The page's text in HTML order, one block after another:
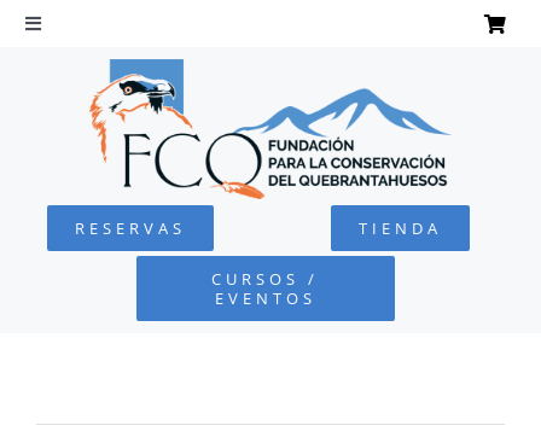
Saltar
Toggle
Navigation
QUEBRANTAHUESOS
FUNDACIÓN
RESERVAS TIENDA
CURSOS /
EVENTOS